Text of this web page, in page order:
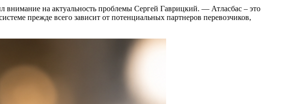
на актуальность проблемы Сергей Гаврицкий. — Атласбас – это
прежде всего зависит от потенциальных партнеров перевозчиков,